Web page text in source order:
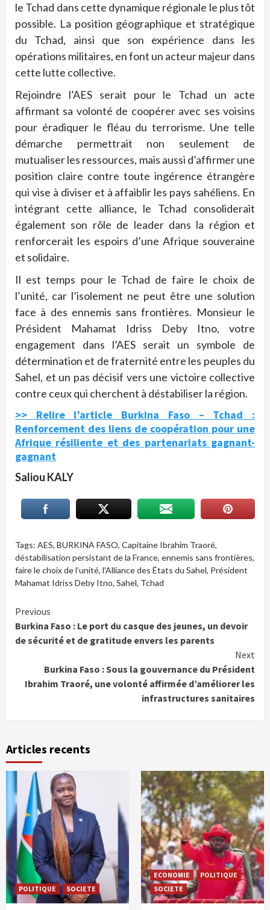
le Tchad dans cette dynamique régionale le plus tôt
possible. La position géographique et stratégique
du Tchad, ainsi que son expérience dans les
opérations militaires, en font un acteur majeur dans
cette lutte collective.
Rejoindre l’AES serait pour le Tchad un acte
affirmant sa volonté de coopérer avec ses voisins
pour éradiquer le fléau du terrorisme. Une telle
démarche permettrait non seulement de
mutualiser les ressources, mais aussi d’affirmer une
position claire contre toute ingérence étrangère
qui vise à diviser et à affaiblir les pays sahéliens. En
intégrant cette alliance, le Tchad consoliderait
également son rôle de leader dans la région et
renforcerait les espoirs d’une Afrique souveraine
et solidaire.
Il est temps pour le Tchad de faire le choix de
l’unité, car l’isolement ne peut être une solution
face à des ennemis sans frontières. Monsieur le
Président Mahamat Idriss Deby Itno, votre
engagement dans l’AES serait un symbole de
détermination et de fraternité entre les peuples du
Sahel, et un pas décisif vers une victoire collective
contre ceux qui cherchent à déstabiliser la région.
>> Relire l’article Burkina Faso – Tchad :
Renforcement des liens de coopération pour une
Afrique résiliente et des partenariats gagnant-
gagnant
Saliou KALY
Tags: AES, BURKINA FASO, Capitaine Ibrahim Traoré,
déstabilisation persistant de la France, ennemis sans frontières,
faire le choix de l’unité, l'Alliance des États du Sahel, Président
Mahamat Idriss Deby Itno, Sahel, Tchad
Continue
Reading
Previous
Burkina Faso : Le port du casque des jeunes, un devoir
de sécurité et de gratitude envers les parents
Next
Burkina Faso : Sous la gouvernance du Président
Ibrahim Traoré, une volonté affirmée d’améliorer les
infrastructures sanitaires
Articles recents
POLITIQUE SOCIETE
ECONOMIE
POLITIQUE
SOCIETE